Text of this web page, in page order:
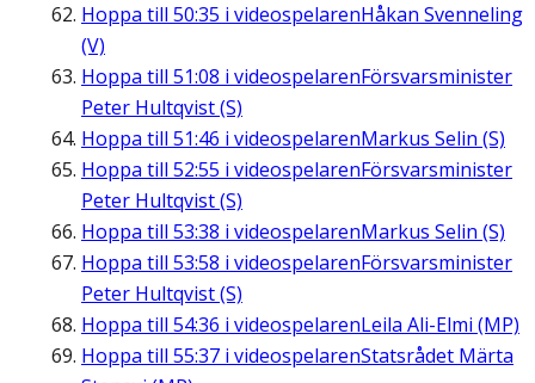
Hoppa till 50:35 i videospelarenHåkan Svenneling
(V)
Hoppa till 51:08 i videospelarenFörsvarsminister
Peter Hultqvist (S)
Hoppa till 51:46 i videospelarenMarkus Selin (S)
Hoppa till 52:55 i videospelarenFörsvarsminister
Peter Hultqvist (S)
Hoppa till 53:38 i videospelarenMarkus Selin (S)
Hoppa till 53:58 i videospelarenFörsvarsminister
Peter Hultqvist (S)
Hoppa till 54:36 i videospelarenLeila Ali-Elmi (MP)
Hoppa till 55:37 i videospelarenStatsrådet Märta